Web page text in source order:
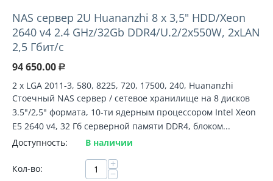
NAS сервер 2U Huananzhi 8 х 3,5" HDD/Xeon
2640 v4 2.4 GHz/32Gb DDR4/U.2/2x550W, 2xLAN
2,5 Гбит/с
94 650.00 Р
2 х LGA 2011-3, 580, 8225, 720, 17500, 240, Huananzhi
Стоечный NAS сервер / сетевое хранилище на 8 дисков
3.5"/2,5" формата, 10-ти ядерным процессором Intel Xeon
E5 2640 v4, 32 Гб серверной памяти DDR4, блоком...
Доступность:
В наличии
Кол-во: +
−